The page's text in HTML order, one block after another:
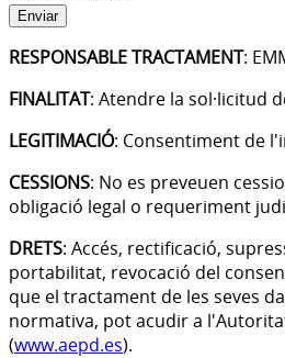
Enviar
RESPONSABLE TRACTAMENT:
FINALITAT: Atendre la sol·licitud
LEGITIMACIÓ: Consentiment de
CESSIONS: No es preveuen
obligació legal o requeriment
DRETS: Accés, rectificació,
portabilitat, revocació del
que el tractament de les seves
normativa, pot acudir a
(www.aepd.es).